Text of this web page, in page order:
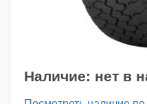
Наличие: нет в